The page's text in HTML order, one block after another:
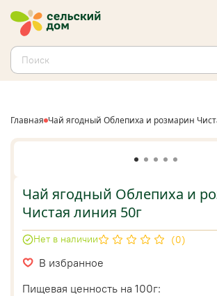
Главная Чай ягодный Облепиха и розмарин
Чай ягодный Облепиха и
Чистая линия 50г
(0)
В избранное
Нет в наличии
Пищевая ценность на 100г: